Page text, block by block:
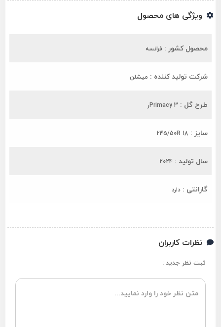
ویژگی های محصول
محصول کشور : فرانسه
شرکت تولید کننده : میشلن
طرح گل : Primacy 3ر
سایز : 245/50R 18
سال تولید : 2024
گارانتی : دارد
نظرات کاربران
ثبت نظر جدید :